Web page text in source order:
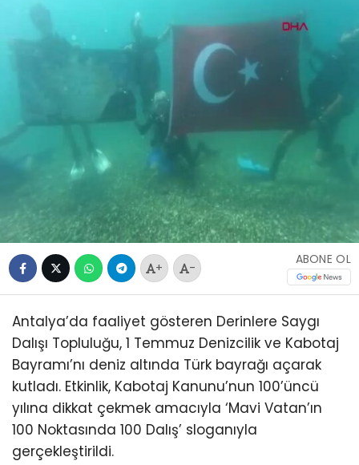
+ -
ABONE OL
Antalya’da faaliyet gösteren Derinlere Saygı
Dalışı Topluluğu, 1 Temmuz Denizcilik ve Kabotaj
Bayramı’nı deniz altında Türk bayrağı açarak
kutladı. Etkinlik, Kabotaj Kanunu’nun 100’üncü
yılına dikkat çekmek amacıyla ‘Mavi Vatan’ın
100 Noktasında 100 Dalış’ sloganıyla
gerçekleştirildi.